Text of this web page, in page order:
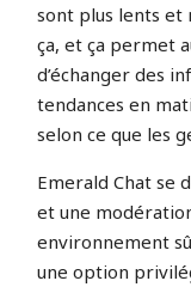
sont plus lents et
ça, et ça permet
d’échanger des
tendances en
selon ce que les
Emerald Chat se
et une
environnement
une option